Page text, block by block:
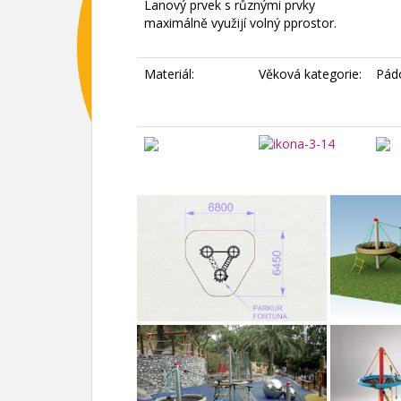
Lanový prvek s různými prvky
maximálně využijí volný pprostor.
Materiál: Věková kategorie: